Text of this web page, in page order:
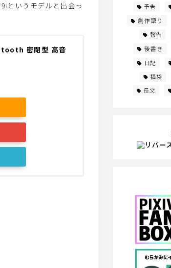
というモデルと出会っ
密閉型 高音
予告
創作語り
報告
後書き
日記
福袋
長文